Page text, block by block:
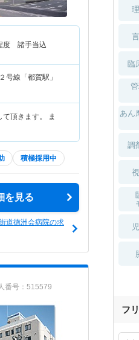
度 諸手当込
号線「都賀駅」
頂きます。 ま
積極採用中
を見る
道徳洲会病院の求
番号：515579
臨
あん
調
フ